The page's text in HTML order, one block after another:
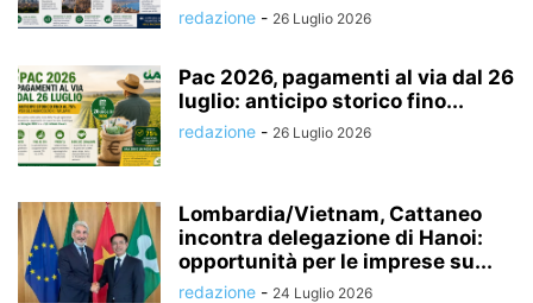
redazione - 26 Luglio 2026
Pac 2026, pagamenti al via dal 26
luglio: anticipo storico fino...
redazione - 26 Luglio 2026
Lombardia/Vietnam, Cattaneo
incontra delegazione di Hanoi:
opportunità per le imprese su...
redazione - 24 Luglio 2026